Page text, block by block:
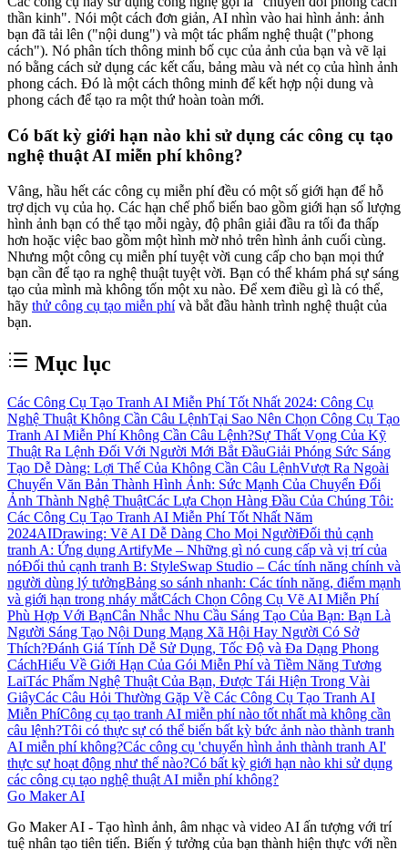
thần kinh". Nói một cách đơn giản, AI nhìn vào hai hình ảnh: ảnh
bạn đã tải lên ("nội dung") và một tác phẩm nghệ thuật ("phong
cách"). Nó phân tích thông minh bố cục của ảnh của bạn và vẽ lại
nó bằng cách sử dụng các kết cấu, bảng màu và nét cọ của hình ảnh
phong cách. Đó là một cách thông minh để kết hợp nội dung và
phong cách để tạo ra một thứ hoàn toàn mới.
Có bất kỳ giới hạn nào khi sử dụng các công cụ tạo
nghệ thuật AI miễn phí không?
Vâng, hầu hết các công cụ miễn phí đều có một số giới hạn để hỗ
trợ dịch vụ của họ. Các hạn chế phổ biến bao gồm giới hạn số lượng
hình ảnh bạn có thể tạo mỗi ngày, độ phân giải đầu ra tối đa thấp
hơn hoặc việc bao gồm một hình mờ nhỏ trên hình ảnh cuối cùng.
Nhưng một công cụ miễn phí tuyệt vời cung cấp cho bạn mọi thứ
bạn cần để tạo ra nghệ thuật tuyệt vời. Bạn có thể khám phá sự sáng
tạo của mình mà không tốn một xu nào. Để xem điều gì là có thể,
hãy thử công cụ tạo miễn phívà bắt đầu hành trình nghệ thuật của
bạn.
Mục lục
Các Công Cụ Tạo Tranh AI Miễn Phí Tốt Nhất 2024: Công Cụ
Nghệ Thuật Không Cần Câu LệnhTại Sao Nên Chọn Công Cụ Tạo
Tranh AI Miễn Phí Không Cần Câu Lệnh?Sự Thất Vọng Của Kỹ
Thuật Ra Lệnh Đối Với Người Mới Bắt ĐầuGiải Phóng Sức Sáng
Tạo Dễ Dàng: Lợi Thế Của Không Cần Câu LệnhVượt Ra Ngoài
Chuyển Văn Bản Thành Hình Ảnh: Sức Mạnh Của Chuyển Đổi
Ảnh Thành Nghệ ThuậtCác Lựa Chọn Hàng Đầu Của Chúng Tôi:
Các Công Cụ Tạo Tranh AI Miễn Phí Tốt Nhất Năm
2024AIDrawing: Vẽ AI Dễ Dàng Cho Mọi NgườiĐối thủ cạnh
tranh A: Ứng dụng ArtifyMe – Những gì nó cung cấp và vị trí của
nóĐối thủ cạnh tranh B: StyleSwap Studio – Các tính năng chính và
người dùng lý tưởngBảng so sánh nhanh: Các tính năng, điểm mạnh
và giới hạn trong nháy mắtCách Chọn Công Cụ Vẽ AI Miễn Phí
Phù Hợp Với BạnCân Nhắc Nhu Cầu Sáng Tạo Của Bạn: Bạn Là
Người Sáng Tạo Nội Dung Mạng Xã Hội Hay Người Có Sở
Thích?Đánh Giá Tính Dễ Sử Dụng, Tốc Độ và Đa Dạng Phong
CáchHiểu Về Giới Hạn Của Gói Miễn Phí và Tiềm Năng Tương
LaiTác Phẩm Nghệ Thuật Của Bạn, Được Tái Hiện Trong Vài
GiâyCác Câu Hỏi Thường Gặp Về Các Công Cụ Tạo Tranh AI
Miễn PhíCông cụ tạo tranh AI miễn phí nào tốt nhất mà không cần
câu lệnh?Tôi có thực sự có thể biến bất kỳ bức ảnh nào thành tranh
AI miễn phí không?Các công cụ 'chuyển hình ảnh thành tranh AI'
thực sự hoạt động như thế nào?Có bất kỳ giới hạn nào khi sử dụng
các công cụ tạo nghệ thuật AI miễn phí không?
Go Maker AI
Go Maker AI - Tạo hình ảnh, âm nhạc và video AI ấn tượng với trí
tuệ nhân tạo tiên tiến. Biến ý tưởng của bạn thành hiện thực với nền